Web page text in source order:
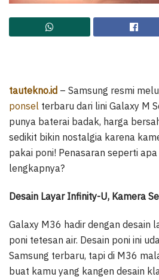
tautekno.id – Samsung resmi
ponsel terbaru dari lini Galaxy M
punya baterai badak, harga
sedikit bikin nostalgia karena
pakai poni! Penasaran seperti
lengkapnya?
Desain Layar Infinity-U, Kamera
Galaxy M36 hadir dengan desain
poni tetesan air. Desain poni ini
Samsung terbaru, tapi di M36
buat kamu yang kangen desain